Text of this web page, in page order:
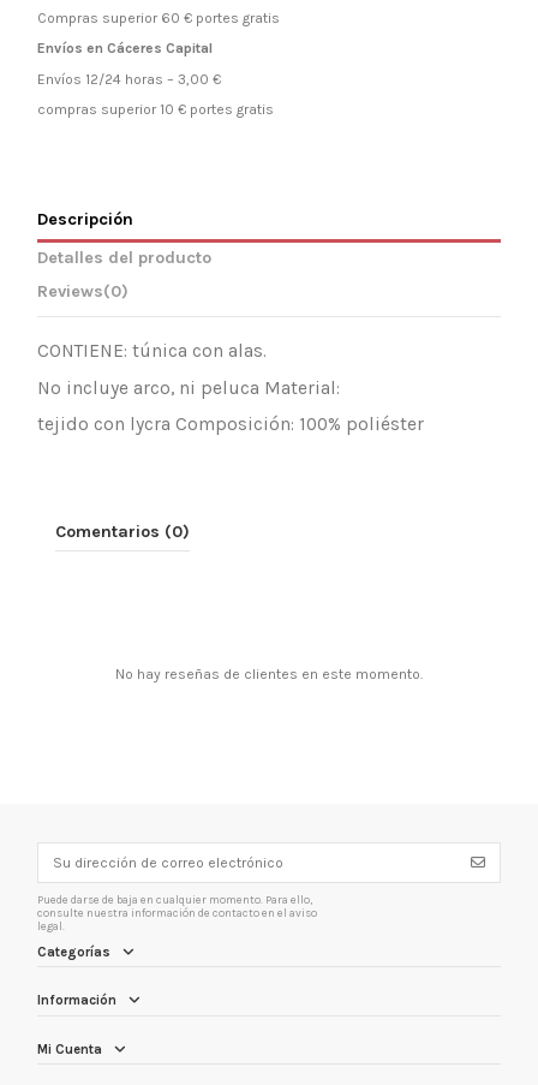
Compras superior 60 € portes gratis
Envíos en Cáceres Capital
Envíos 12/24 horas – 3,00 €
compras superior 10 € portes gratis
Descripción
Detalles del producto
Reviews(0)
CONTIENE: túnica con alas.
No incluye arco, ni peluca Material:
tejido con lycra Composición: 100% poliéster
Comentarios (0)
No hay reseñas de clientes en este momento.
Puede darse de baja en cualquier momento. Para ello,
consulte nuestra información de contacto en el aviso
legal.
Categorías
Información
Mi Cuenta